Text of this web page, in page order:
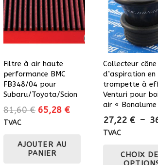
Filtre à air haute
performance BMC
FB348/04 pour
Subaru/Toyota/Scion
81,60€ Le
était :
81,60 €.
65,28 €Le
TVAC
AJOUTER AU
PANIER
Collecteur cône
d’aspiration en
trompette à
Venturi pour
air « Bonalume
27,22 € –
TVAC
CHOIX